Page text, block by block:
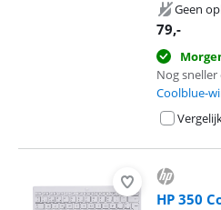
Geen
79,-
Nog
Coolblue-
HP 350